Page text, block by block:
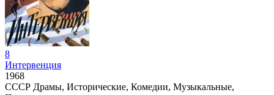
8
Интервенция
1968
СССР Драмы, Исторические, Комедии, Музыкальные,